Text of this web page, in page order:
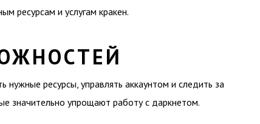
ресурсам и услугам кракен.
нужные ресурсы, управлять аккаунтом и следить за
значительно упрощают работу с даркнетом.